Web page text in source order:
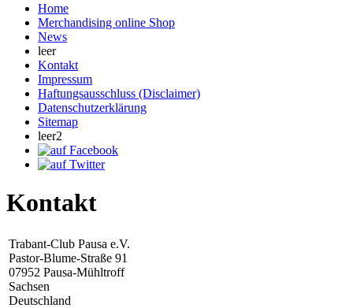
Home
Merchandising online Shop
News
leer
Kontakt
Impressum
Haftungsausschluss (Disclaimer)
Datenschutzerklärung
Sitemap
leer2
Kontakt
Trabant-Club Pausa e.V.
Pastor-Blume-Straße 91
07952 Pausa-Mühltroff
Sachsen
Deutschland